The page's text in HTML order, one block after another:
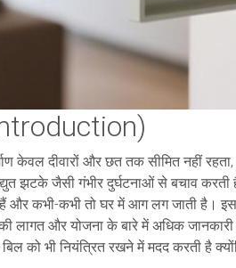
केवल दीवारों और छत तक सीमित नहीं
झटके जैसी गंभीर दुर्घटनाओं से बचाव
हैं और कभी-कभी तो घर में आग लग जाती है।
लागत और योजना के बारे में अधिक
को भी नियंत्रित रखने में मदद करती है